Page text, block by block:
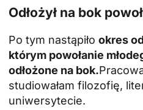
Odłożył na bok
Po tym nastąpiło okres
którym powołanie
odłożone na bok.
studiowałam filozofię,
uniwersytecie.